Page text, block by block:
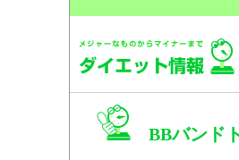
BBバンド